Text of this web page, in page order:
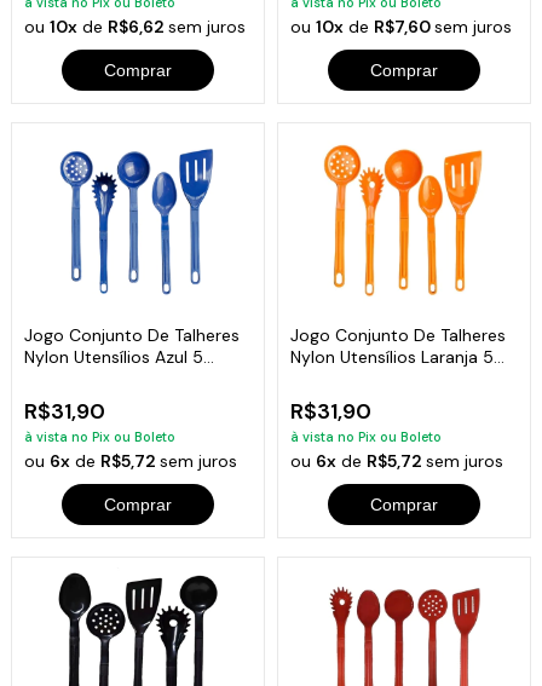
ou10x de R$6,62sem juros
Comprar
ou 10xde R$7,60sem juros
Comprar
Jogo Conjunto De Talheres
Nylon Utensílios Azul 5
R$31,90
à vista no Pix ou Boleto
ou 6x de R$5,72sem juros
Comprar
Jogo Conjunto De Talheres
Nylon Utensílios Laranja 5
R$31,90
à vista no Pix ou Boleto
ou 6xde R$5,72 sem juros
Comprar